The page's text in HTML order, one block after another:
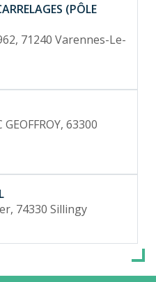
(PÔLE
71240 Varennes-Le-
63300
74330 Sillingy